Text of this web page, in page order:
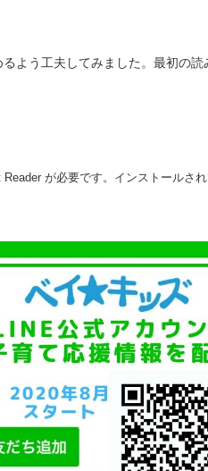
よう工夫してみました。最初の
が必要です。インストールさ